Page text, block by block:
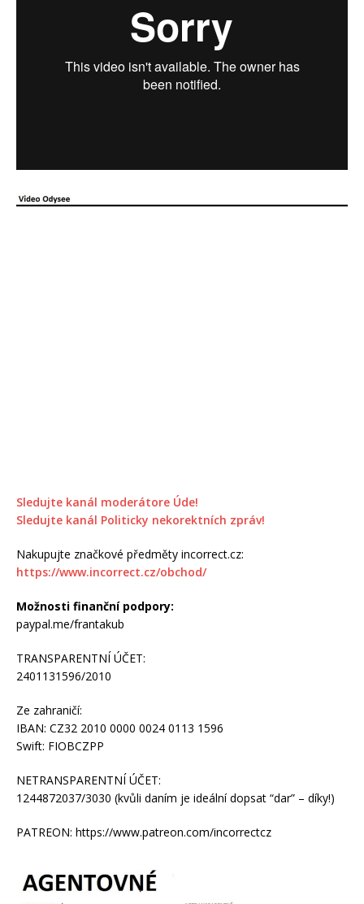
Sledujte kanál moderátore Úde!
Sledujte kanál Politicky nekorektních zpráv!
Nakupujte značkové předměty incorrect.cz:
https://www.incorrect.cz/obchod/
Možnosti finanční podpory:
paypal.me/frantakub
TRANSPARENTNÍ ÚČET:
2401131596/2010
Ze zahraničí:
IBAN: CZ32 2010 0000 0024 0113 1596
Swift: FIOBCZPP
NETRANSPARENTNÍ ÚČET:
1244872037/3030 (kvůli daním je ideální dopsat “dar” – díky!)
PATREON: https://www.patreon.com/incorrectcz